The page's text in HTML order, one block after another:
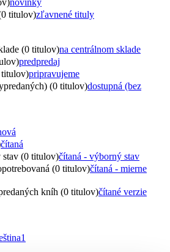
titulov)zľavnené tituly
(0 titulov)na centrálnom sklade
predpredaj
titulov)pripravujeme
(0 titulov)dostupná (bez
čítaná
stav (0 titulov)čítaná - výborný stav
(0 titulov)čítaná - mierne
kníh (0 titulov)čítané verzie
1